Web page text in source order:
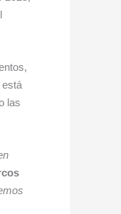
está
las